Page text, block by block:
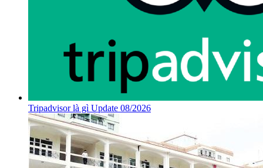
Tripadvisor là gì Update 08/2026